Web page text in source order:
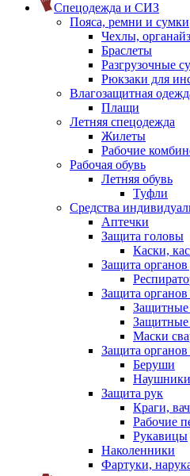
Спецодежда и СИЗ
Пояса, ремни и сумки
Чехлы,
Браслеты
Разгрузочные
Рюкзаки для
Влагозащитная
Плащи
Летняя спецодежда
Жилеты
Рабочие
Рабочая обувь
Летняя обувь
Туфли
Средства
Аптечки
Защита головы
Каски,
Защита
Защита органов
Защитные
Маски
Защита органов
Беруши
Наушники
Защита рук
Краги,
Рабочие
Рукавицы
Наколенники
Фартуки,